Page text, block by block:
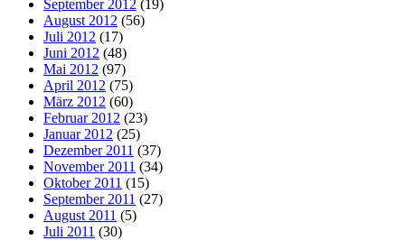
September 2012 (19)
August 2012 (56)
Juli 2012 (17)
Juni 2012 (48)
Mai 2012 (97)
April 2012 (75)
März 2012 (60)
Februar 2012 (23)
Januar 2012 (25)
Dezember 2011 (37)
November 2011 (34)
Oktober 2011 (15)
September 2011 (27)
August 2011 (5)
Juli 2011 (30)